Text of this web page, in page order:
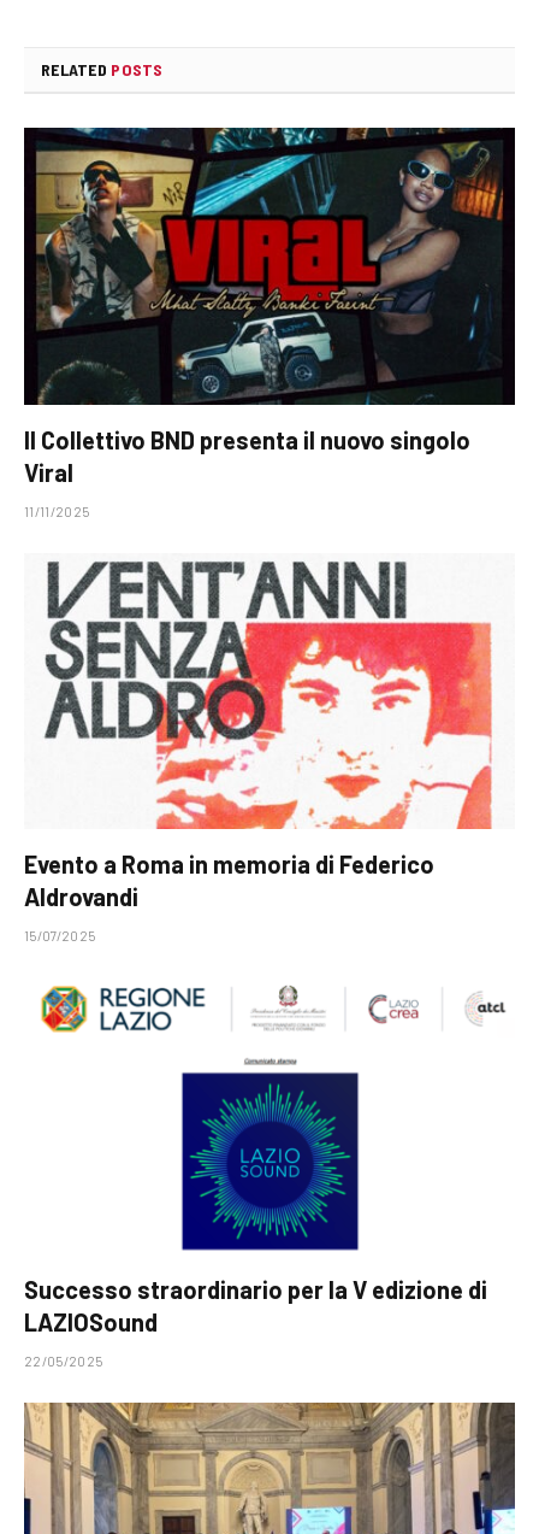
RELATED POSTS
Il Collettivo BND presenta il nuovo singolo
Viral
11/11/2025
Evento a Roma in memoria di Federico
Aldrovandi
15/07/2025
Successo straordinario per la V edizione di
LAZIOSound
22/05/2025